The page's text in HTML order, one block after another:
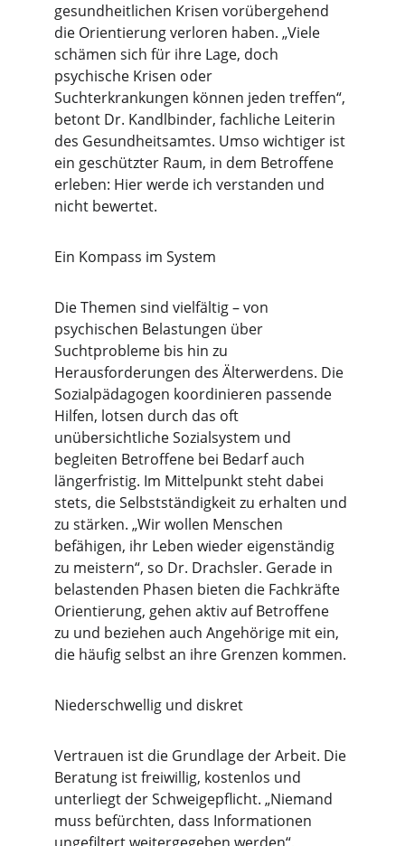
gesundheitlichen Krisen vorübergehend
die Orientierung verloren haben. „Viele
schämen sich für ihre Lage, doch
psychische Krisen oder
Suchterkrankungen können jeden treffen“,
betont Dr. Kandlbinder, fachliche Leiterin
des Gesundheitsamtes. Umso wichtiger ist
ein geschützter Raum, in dem Betroffene
erleben: Hier werde ich verstanden und
nicht bewertet.
Ein Kompass im System
Die Themen sind vielfältig – von
psychischen Belastungen über
Suchtprobleme bis hin zu
Herausforderungen des Älterwerdens. Die
Sozialpädagogen koordinieren passende
Hilfen, lotsen durch das oft
unübersichtliche Sozialsystem und
begleiten Betroffene bei Bedarf auch
längerfristig. Im Mittelpunkt steht dabei
stets, die Selbstständigkeit zu erhalten und
zu stärken. „Wir wollen Menschen
befähigen, ihr Leben wieder eigenständig
zu meistern“, so Dr. Drachsler. Gerade in
belastenden Phasen bieten die Fachkräfte
Orientierung, gehen aktiv auf Betroffene
zu und beziehen auch Angehörige mit ein,
die häufig selbst an ihre Grenzen kommen.
Niederschwellig und diskret
Vertrauen ist die Grundlage der Arbeit. Die
Beratung ist freiwillig, kostenlos und
unterliegt der Schweigepflicht. „Niemand
muss befürchten, dass Informationen